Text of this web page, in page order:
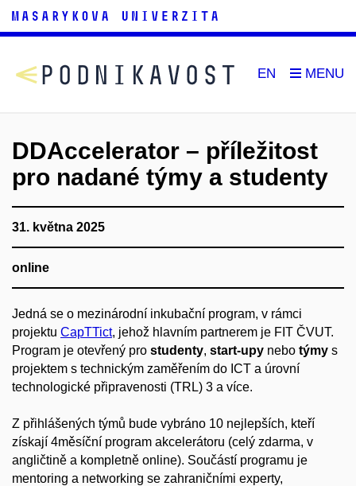
EN
DDAccelerator – příležitost
pro nadané týmy a studenty
31. května 2025
online
Jedná se o mezinárodní inkubační program, v rámci
projektu CapTTict, jehož hlavním partnerem je FIT ČVUT.
Program je otevřený pro studenty, start-upy nebo týmy s
projektem s technickým zaměřením do ICT a úrovní
technologické připravenosti (TRL) 3 a více.
Z přihlášených týmů bude vybráno 10 nejlepších, kteří
získají 4měsíční program akcelerátoru (celý zdarma, v
angličtině a kompletně online). Součástí programu je
mentoring a networking se zahraničními experty,